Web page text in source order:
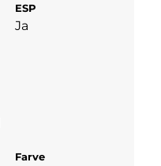
ESP
Ja
Farve